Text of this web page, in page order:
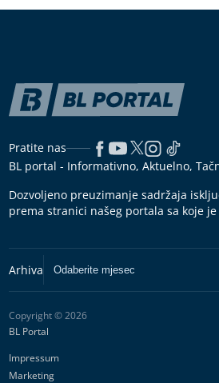
Pratite nas
BL portal - Informativno, Aktuelno,
Dozvoljeno preuzimanje sadržaja
prema stranici našeg portala sa koje
Copyright © 2026
BL Portal
Impressum
Marketing